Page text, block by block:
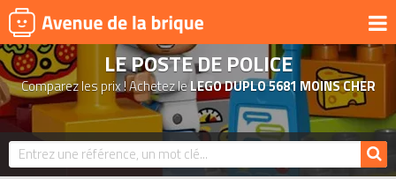
UNIVERS
PRODUITS DÉRIVÉS
NOUVEAUTÉS
LEGO 2026
LE POSTE DE POLICE
Comparez les prix ! Achetez leLEGO DUPLO 5681 MOINS CHER